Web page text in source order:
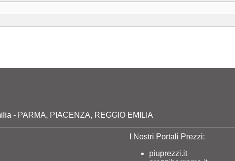
- PARMA, PIACENZA, REGGIO EMILIA
I Nostri Portali Prezzi:
piuprezzi.it